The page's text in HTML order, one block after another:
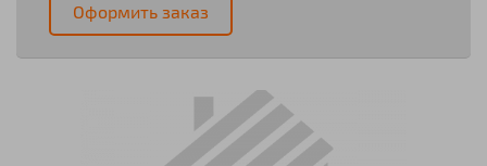
Оформить заказ